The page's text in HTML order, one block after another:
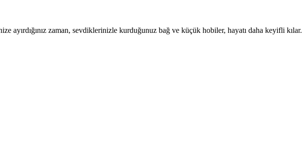
ayırdığınız zaman, sevdiklerinizle kurduğunuz bağ ve küçük hobiler, hayatı daha keyifli kılar.